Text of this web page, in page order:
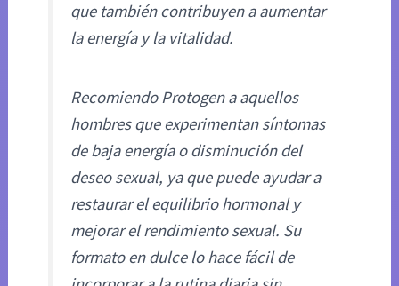
que también contribuyen a aumentar
la energía y la vitalidad.
Recomiendo Protogen a aquellos
hombres que experimentan síntomas
de baja energía o disminución del
deseo sexual, ya que puede ayudar a
restaurar el equilibrio hormonal y
mejorar el rendimiento sexual. Su
formato en dulce lo hace fácil de